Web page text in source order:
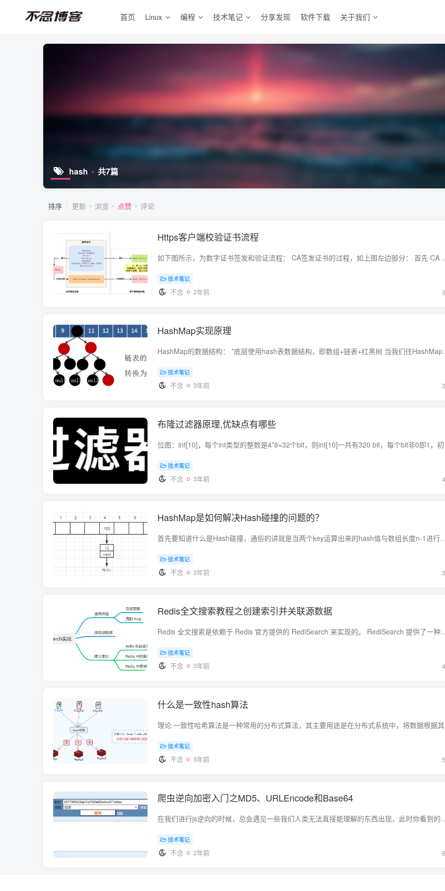
首页 Linux 编程 技术笔记 分享发现 软件下载 关于我们
hash 共7篇
排序 更新 浏览 点赞 评论
Https客户端校验证书流程
如下图所示，为数字证书签发和验证流程： CA签发证书的
技术笔记
不念 2年前
HashMap实现原理
HashMap的数据结构： *底层使用hash表
技术笔记
不念 3年前
布隆过滤器原理,优缺点有哪些
位图：int[10]，
技术笔记
不念 3年前
HashMap是如何解决Hash碰撞的问题的？
首先要知道什么是Hash碰撞，通俗的讲就是当两个key运算出来的hash值与数组长度n-1进行与运算之
技术笔记
不念 3年前
Redis全文搜索教程之创建索引并关联源数据
Redis 全文搜索是依赖于 Redis 官方提供的 RediSearch 来实现的。 RediSearch
技术笔记
不念 3年前
什么是一致性hash算法
技术笔记
不念 3年前
爬虫逆向加密入门之MD5、URLEncode和Base64
在我们进行js逆向的时候，总会遇见一些我们人类无法直接能理解的东西出现，此时
技术笔记
不念 2年前